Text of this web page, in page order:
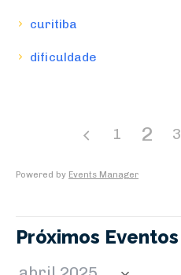
curitiba
dificuldade
1 2 3
Powered by Events Manager
Próximos Eventos